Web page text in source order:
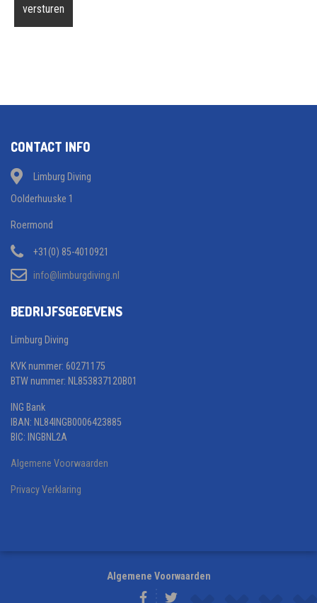
CONTACT INFO
Limburg Diving
Oolderhuuske 1
Roermond
+31(0) 85-4010921
info@limburgdiving.nl
BEDRIJFSGEGEVENS
Limburg Diving
KVK nummer: 60271175
BTW nummer: NL853837120B01
ING Bank
IBAN: NL84INGB0006423885
BIC: INGBNL2A
Algemene Voorwaarden
Privacy Verklaring
Algemene Voorwaarden